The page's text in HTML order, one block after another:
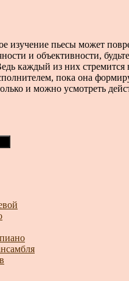
изучение пьесы может
и объективности,
каждый из них
пока она
и можно усмотреть